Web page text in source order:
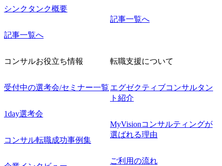
シンクタンク概要
記事一覧へ
記事一覧へ
コンサルお役立ち情報
受付中の選考会/セミナー一覧
1day選考会
コンサル転職成功事例集
転職支援について
エグゼクティブコンサルタン
ト紹介
MyVisionコンサルティングが
選ばれる理由
ご利用の流れ